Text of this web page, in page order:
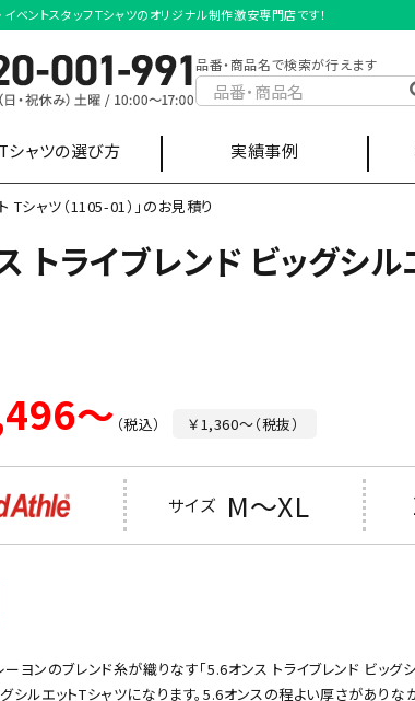
ベントスタッフＴシャツのオリジナル制作激安専門店です！
品番・商品名で検索が行えます
Tシャツの選び方
フィス制服 スポーツ・サ
タンクトップ
実績事例
Tシャツ（1105-01）」のお見積り
トライブレンド ビッグシル
～ （税込） ￥1,360～（税抜）
サイズ M～XL
ーヨンのブレンド糸が織りなす「5.6オンス トライブレンド ビッグ
シルエットTシャツになります。5.6オンスの程よい厚さがありな